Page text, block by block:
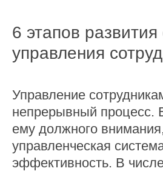
6 этапов
управления
Управление
непрерывный процесс.
ему должного
управленческая
эффективность. В